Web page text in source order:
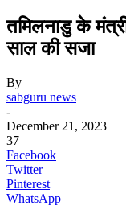
तमिलनाडु के
साल की सजा
By
sabguru news
-
December 21, 2023
37
Facebook
Twitter
Pinterest
WhatsApp